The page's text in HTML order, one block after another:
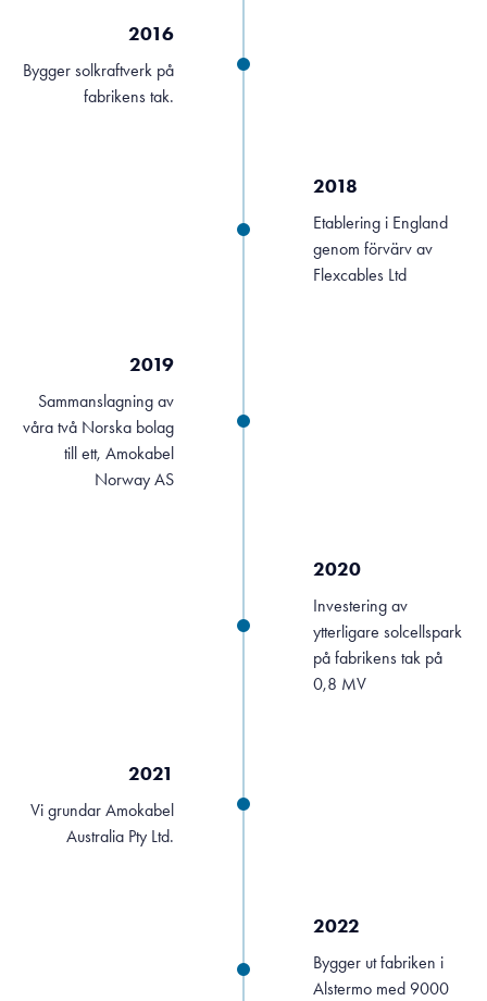
2016
Bygger solkraftverk på
fabrikens tak.
2018
Etablering i England
genom förvärv av
Flexcables Ltd
2019
Sammanslagning av
våra två Norska bolag
till ett, Amokabel
Norway AS
2020
Investering av
ytterligare solcellspark
på fabrikens tak på
0,8 MV
2021
Vi grundar Amokabel
Australia Pty Ltd.
2022
Bygger ut fabriken i
Alstermo med 9000